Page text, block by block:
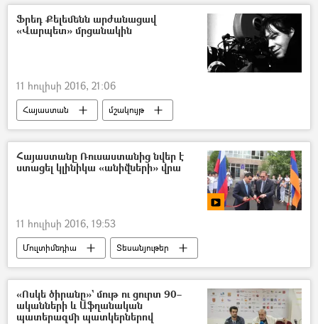
Ֆրեդ Քելեմենն արժանացավ
«Վարպետ» մրցանակին
11 հուլիսի 2016, 21:06
Հայաստան մշակույթ
Հայաստանը Ռուսաստանից նվեր է
ստացել կլինիկա «անիվների» վրա
11 հուլիսի 2016, 19:53
Մուլտիմեդիա Տեսանյութեր
«Ոսկե ծիրանը»` մութ ու ցուրտ 90–
ականների և Աֆղանական
պատերազմի պատկերներով